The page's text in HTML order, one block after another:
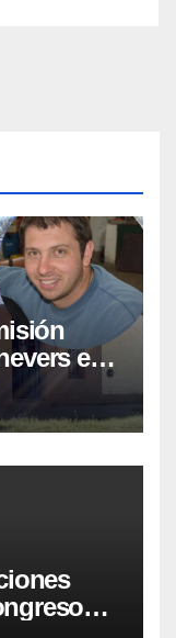
es
entidad